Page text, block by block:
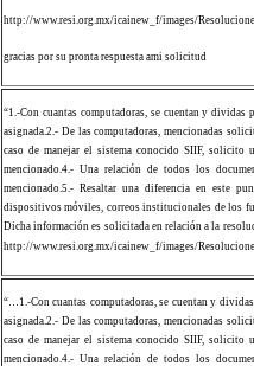
http://www.resi.org.mx/icainew_f/images/
gracias por su pronta respuesta ami solicitud
“1.-Con cuantas computadoras, se cuentan y
asignada.2.- De las computadoras, mencionadas
caso de manejar el sistema conocido SIIF,
mencionado.4.- Una relación de todos los
mencionado.5.- Resaltar una diferencia en este
dispositivos móviles, correos institucionales de los
Dicha información es solicitada en relación a la
http://www.resi.org.mx/icainew_f/images/
“… 1.-Con cuantas computadoras, se cuentan y
asignada.2.- De las computadoras, mencionadas
caso de manejar el sistema conocido SIIF,
mencionado.4.- Una relación de todos los